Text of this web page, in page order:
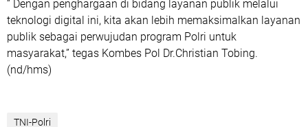
“ Dengan penghargaan di bidang layanan publik melalui
teknologi digital ini, kita akan lebih memaksimalkan layanan
publik sebagai perwujudan program Polri untuk
masyarakat,” tegas Kombes Pol Dr.Christian Tobing.
(nd/hms)
TNI-Polri